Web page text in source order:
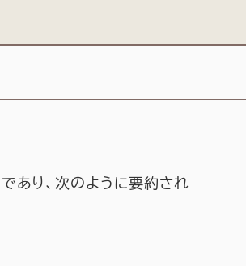
あり、次のように要約され